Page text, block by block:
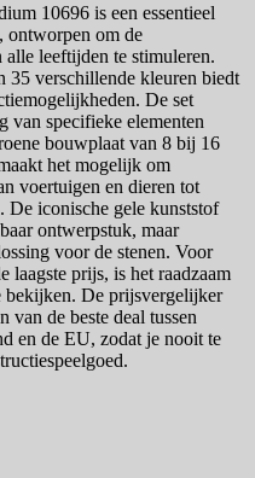
10696 is een essentieel
ontworpen om de
leeftijden te stimuleren.
35 verschillende kleuren biedt
De set
van specifieke elementen
bouwplaat van 8 bij 16
het mogelijk om
voertuigen en dieren tot
De iconische gele kunststof
ontwerpstuk, maar
voor de stenen. Voor
laagste prijs, is het raadzaam
bekijken. De prijsvergelijker
de beste deal tussen
en de EU, zodat je nooit te